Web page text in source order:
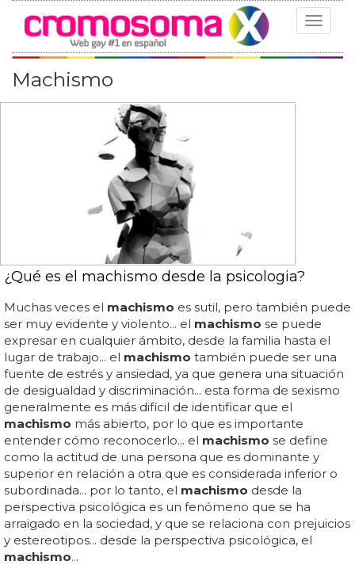
Toggle
Machismo
¿Qué es el machismo desde la psicologia?
Muchas veces el machismo es sutil, pero también puede
ser muy evidente y violento... el machismo se puede
expresar en cualquier ámbito, desde la familia hasta el
lugar de trabajo... el machismo también puede ser una
fuente de estrés y ansiedad, ya que genera una situación
de desigualdad y discriminación... esta forma de sexismo
generalmente es más difícil de identificar que el
machismo más abierto, por lo que es importante
entender cómo reconocerlo... el machismo se define
como la actitud de una persona que es dominante y
superior en relación a otra que es considerada inferior o
subordinada... por lo tanto, el machismo desde la
perspectiva psicológica es un fenómeno que se ha
arraigado en la sociedad, y que se relaciona con prejuicios
y estereotipos... desde la perspectiva psicológica, el
machismo...